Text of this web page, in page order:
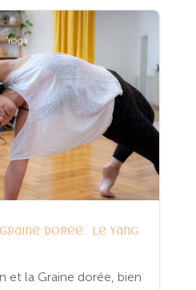
Yoga
dorée… le yang
et la Graine dorée, bien